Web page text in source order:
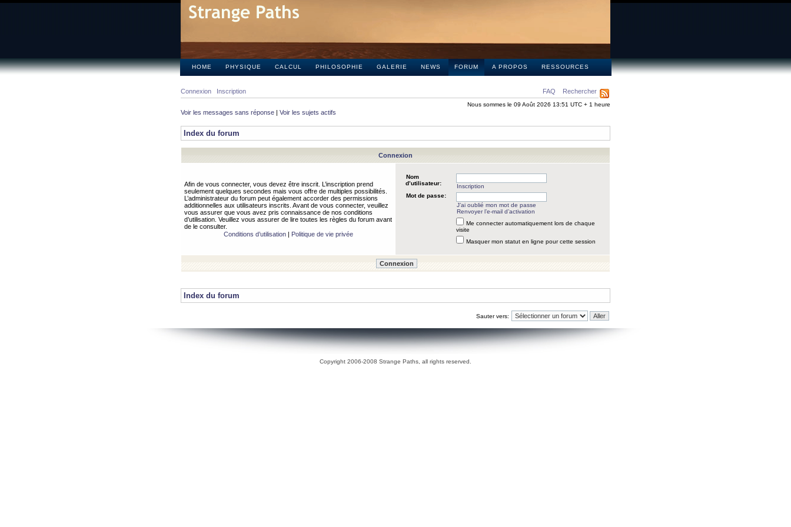
HOME PHYSIQUE CALCUL PHILOSOPHIE GALERIE NEWS FORUM A PROPOS RESSOURCES
FAQ Rechercher
Connexion Inscription
Nous sommes le 09 Août 2026 13:51 UTC + 1 heure
Voir les messages sans réponse | Voir les sujets actifs
Index du forum
Connexion
Afin de vous connecter, vous devez être inscrit. L’inscription prend
seulement quelques secondes mais vous offre de multiples possibilités.
L’administrateur du forum peut également accorder des permissions
additionnelles aux utilisateurs inscrits. Avant de vous connecter, veuillez
vous assurer que vous avez pris connaissance de nos conditions
d’utilisation. Veuillez vous assurer de lire toutes les règles du forum avant
de le consulter.
Conditions d’utilisation| Politique de vie privée
Nom
d’utilisateur:
Inscription
Mot de passe:
J’ai oublié mon mot de passe
Renvoyer l’e-mail d’activation
Me connecter automatiquement lors de chaque
visite
Masquer mon statut en ligne pour cette session
Index du forum
Sauter vers:
Copyright 2006-2008 Strange Paths, all rights reserved.